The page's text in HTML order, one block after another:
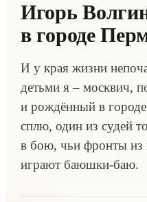
Игорь
в городе
И у края жизни
детьми я – москвич,
и рождённый в
сплю, один из судей
в бою, чьи фронты из
играют баюшки-баю.